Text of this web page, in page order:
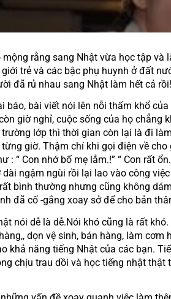
trẻ và các bậc phụ huynh ở đất
đã rủ nhau sang Nhật làm hết cả rồi!
giờ nghỉ, cuộc sống của họ
trường lớp thì thời gian còn lại là đi
giờ. Thậm chí khi gọi điện về
: “ Con nhớ bố mẹ lắm.!” “ Con rất
ngậm ngùi rồi lại lao vào công
bình thường nhưng cũng không
đã cố -gắng xoay sở để cho bản
dọn vệ sinh, bán hàng, làm
khả năng tiếng Nhật của các bạn.
chịu trau dồi và học tiếng nhật